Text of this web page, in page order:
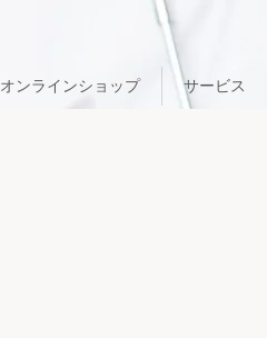
オンラインショップ サービス